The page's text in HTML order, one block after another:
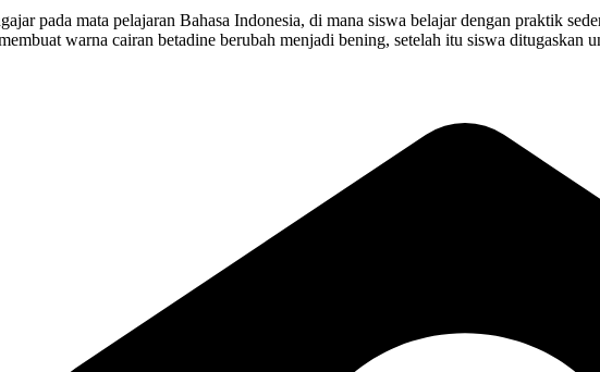
pada mata pelajaran Bahasa Indonesia, di mana siswa belajar dengan praktik
warna cairan betadine berubah menjadi bening, setelah itu siswa